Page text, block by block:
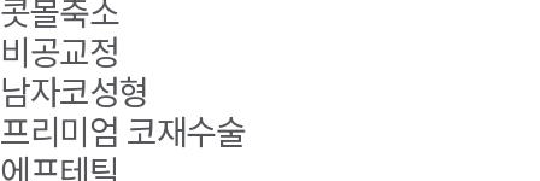
콧볼축소
비공교정
남자코성형
프리미엄 코재수술
에프테틱